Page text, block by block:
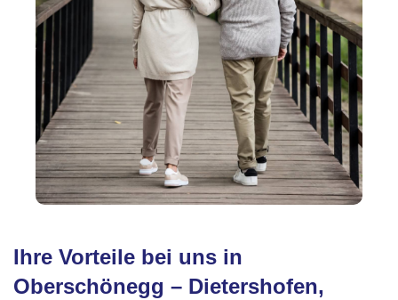
Ihre Vorteile bei uns in
Oberschönegg – Dietershofen,